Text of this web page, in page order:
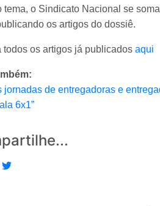
tema, o Sindicato Nacional se
os artigos do dossiê.
todos os artigos já publicados aqui
jornadas de entregadoras e
6x1”